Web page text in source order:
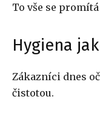
To vše se
Hygiena
Zákazníci dnes
čistotou.